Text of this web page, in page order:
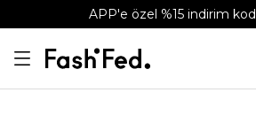
APP'e özel %15 indirim